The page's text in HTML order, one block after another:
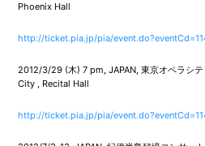
Phoenix Hall
http://ticket.pia.jp/pia/
2012/3/29 (木) 7 pm, JAPAN, 東京オペラシ
City , Recital Hall
http://ticket.pia.jp/pia/